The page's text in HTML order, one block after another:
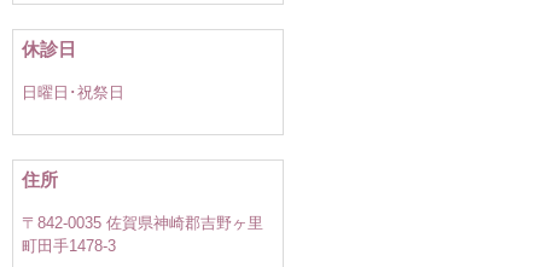
休診日
日曜日･祝祭日
住所
〒842-0035 佐賀県神崎郡吉野ヶ里
町田手1478-3